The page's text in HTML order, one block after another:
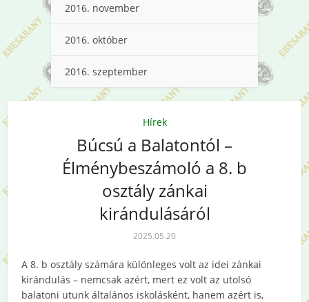
2016. november
2016. október
2016. szeptember
Hírek
Búcsú a Balatontól –
Élménybeszámoló a 8. b
osztály zánkai
kirándulásáról
2025.05.20
A 8. b osztály számára különleges volt az idei zánkai
kirándulás – nemcsak azért, mert ez volt az utolsó
balatoni utunk általános iskolásként, hanem azért is,